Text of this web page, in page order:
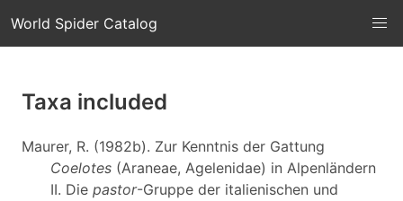
World Spider Catalog
Taxa included
Maurer, R. (1982b). Zur Kenntnis der Gattung
Coelotes (Araneae, Agelenidae) in Alpenländern
II. Die pastor-Gruppe der italienischen und